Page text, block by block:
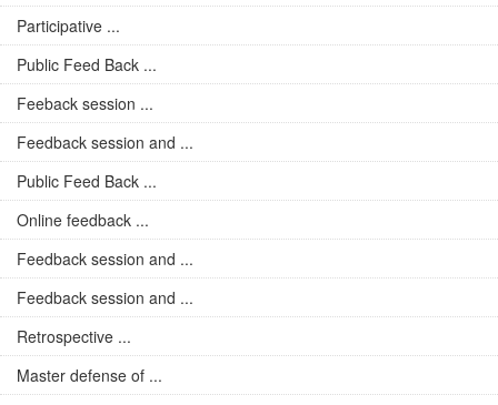
Participative ...
Public Feed Back ...
Feeback session ...
Feedback session and ...
Public Feed Back ...
Online feedback ...
Feedback session and ...
Feedback session and ...
Retrospective ...
Master defense of ...